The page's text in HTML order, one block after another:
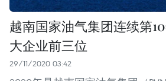
越南国家油气集团连续第
大企业前三位
29/11/2020 03:42